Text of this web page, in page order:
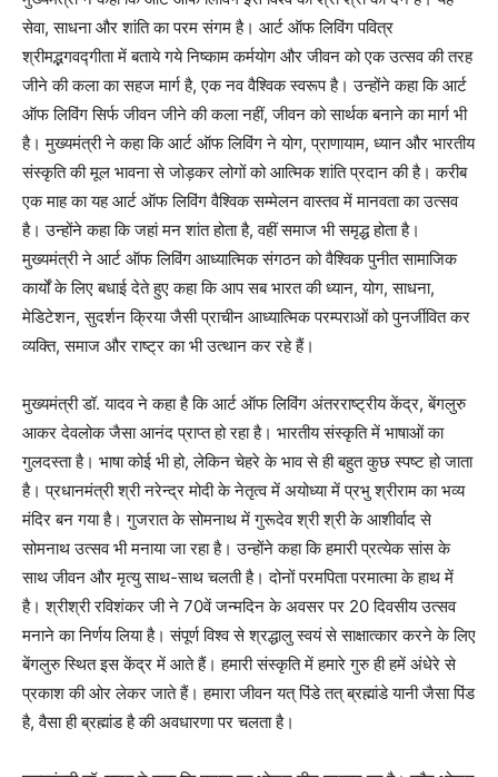
सेवा, साधना और शांति का परम संगम है। आर्ट ऑफ लिविंग पवित्र
श्रीमद्भगवद्गीता में बताये गये निष्काम कर्मयोग और जीवन को एक उत्सव की तरह
जीने की कला का सहज मार्ग है, एक नव वैश्विक स्वरूप है। उन्होंने कहा कि आर्ट
ऑफ लिविंग सिर्फ जीवन जीने की कला नहीं, जीवन को सार्थक बनाने का मार्ग भी
है। मुख्यमंत्री ने कहा कि आर्ट ऑफ लिविंग ने योग, प्राणायाम, ध्यान और भारतीय
संस्कृति की मूल भावना से जोड़कर लोगों को आत्मिक शांति प्रदान की है। करीब
एक माह का यह आर्ट ऑफ लिविंग वैश्विक सम्मेलन वास्तव में मानवता का उत्सव
है। उन्होंने कहा कि जहां मन शांत होता है, वहीं समाज भी समृद्ध होता है।
मुख्यमंत्री ने आर्ट ऑफ लिविंग आध्यात्मिक संगठन को वैश्विक पुनीत सामाजिक
कार्यों के लिए बधाई देते हुए कहा कि आप सब भारत की ध्यान, योग, साधना,
मेडिटेशन, सुदर्शन क्रिया जैसी प्राचीन आध्यात्मिक परम्पराओं को पुनर्जीवित कर
व्यक्ति, समाज और राष्ट्र का भी उत्थान कर रहे हैं।
मुख्यमंत्री डॉ. यादव ने कहा है कि आर्ट ऑफ लिविंग अंतरराष्ट्रीय केंद्र, बेंगलुरु
आकर देवलोक जैसा आनंद प्राप्त हो रहा है। भारतीय संस्कृति में भाषाओं का
गुलदस्ता है। भाषा कोई भी हो, लेकिन चेहरे के भाव से ही बहुत कुछ स्पष्ट हो जाता
है। प्रधानमंत्री श्री नरेन्द्र मोदी के नेतृत्व में अयोध्या में प्रभु श्रीराम का भव्य
मंदिर बन गया है। गुजरात के सोमनाथ में गुरूदेव श्री श्री के आशीर्वाद से
सोमनाथ उत्सव भी मनाया जा रहा है। उन्होंने कहा कि हमारी प्रत्येक सांस के
साथ जीवन और मृत्यु साथ-साथ चलती है। दोनों परमपिता परमात्मा के हाथ में
है। श्रीश्री रविशंकर जी ने 70वें जन्मदिन के अवसर पर 20 दिवसीय उत्सव
मनाने का निर्णय लिया है। संपूर्ण विश्व से श्रद्धालु स्वयं से साक्षात्कार करने के लिए
बेंगलुरु स्थित इस केंद्र में आते हैं। हमारी संस्कृति में हमारे गुरु ही हमें अंधेरे से
प्रकाश की ओर लेकर जाते हैं। हमारा जीवन यत् पिंडे तत् ब्रह्मांडे यानी जैसा पिंड
है, वैसा ही ब्रह्मांड है की अवधारणा पर चलता है।